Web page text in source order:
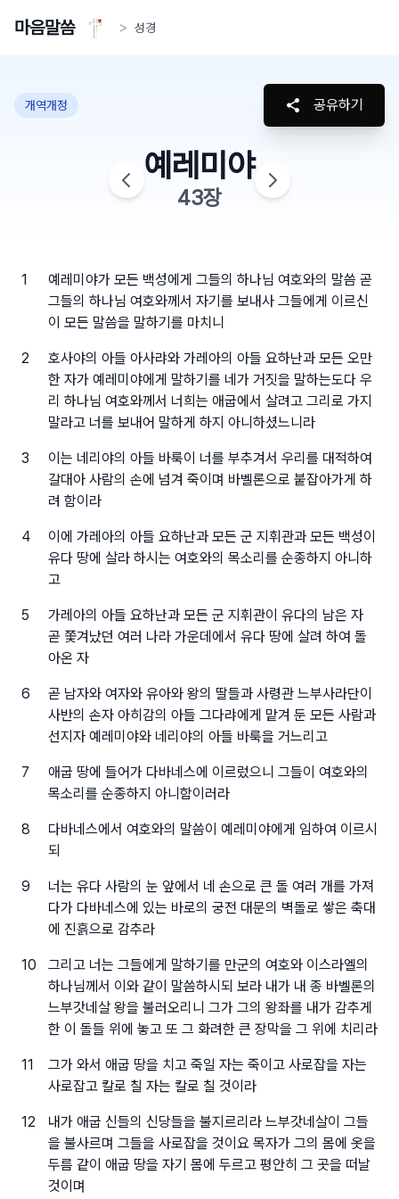
마음말씀 > 성경
개역개정 공유하기
예레미야
43장
1
예레미야가 모든 백성에게 그들의 하나님 여호와의 말씀 곧
그들의 하나님 여호와께서 자기를 보내사 그들에게 이르신
이 모든 말씀을 말하기를 마치니
2
호사야의 아들 아사랴와 가레아의 아들 요하난과 모든 오만
한 자가 예레미야에게 말하기를 네가 거짓을 말하는도다 우
리 하나님 여호와께서 너희는 애굽에서 살려고 그리로 가지
말라고 너를 보내어 말하게 하지 아니하셨느니라
3
이는 네리야의 아들 바룩이 너를 부추겨서 우리를 대적하여
갈대아 사람의 손에 넘겨 죽이며 바벨론으로 붙잡아가게 하
려 함이라
4
이에 가레아의 아들 요하난과 모든 군 지휘관과 모든 백성이
유다 땅에 살라 하시는 여호와의 목소리를 순종하지 아니하
고
5
가레아의 아들 요하난과 모든 군 지휘관이 유다의 남은 자
곧 쫓겨났던 여러 나라 가운데에서 유다 땅에 살려 하여 돌
아온 자
6
곧 남자와 여자와 유아와 왕의 딸들과 사령관 느부사라단이
사반의 손자 아히감의 아들 그다랴에게 맡겨 둔 모든 사람과
선지자 예레미야와 네리야의 아들 바룩을 거느리고
7
애굽 땅에 들어가 다바네스에 이르렀으니 그들이 여호와의
목소리를 순종하지 아니함이러라
8
다바네스에서 여호와의 말씀이 예레미야에게 임하여 이르시
되
9
너는 유다 사람의 눈 앞에서 네 손으로 큰 돌 여러 개를 가져
다가 다바네스에 있는 바로의 궁전 대문의 벽돌로 쌓은 축대
에 진흙으로 감추라
10
그리고 너는 그들에게 말하기를 만군의 여호와 이스라엘의
하나님께서 이와 같이 말씀하시되 보라 내가 내 종 바벨론의
느부갓네살 왕을 불러오리니 그가 그의 왕좌를 내가 감추게
한 이 돌들 위에 놓고 또 그 화려한 큰 장막을 그 위에 치리라
11
그가 와서 애굽 땅을 치고 죽일 자는 죽이고 사로잡을 자는
사로잡고 칼로 칠 자는 칼로 칠 것이라
12
내가 애굽 신들의 신당들을 불지르리라 느부갓네살이 그들
을 불사르며 그들을 사로잡을 것이요 목자가 그의 몸에 옷을
두름 같이 애굽 땅을 자기 몸에 두르고 평안히 그 곳을 떠날
것이며